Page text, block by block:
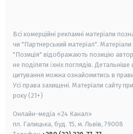
Всі комерційні рекламні матеріали
чи "Партнерський матеріал".
"Позиція" відображають позицію
не поділяти їхніх поглядів.
цитування можна ознайомитись в
Усі права захищені. Матеріали сайту
року (21+)
Онлайн-медіа «24 Канал»
пл. Галицька, буд. 15, м. Львів, 79008